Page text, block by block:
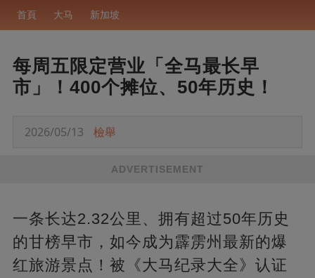
首頁 大马 新加坡
每周五限定营业「全马最长早
市」！400个摊位、50年历史！
2026/05/13 檢舉
ADVERTISEMENT
一条长达2.32公里、拥有超过50年历史
的甘榜早市，如今成为霹雳州最新的爆
红旅游景点！被《大马纪录大全》认证